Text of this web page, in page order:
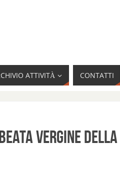
ATTIVITÀ CONTATTI
Vergine della